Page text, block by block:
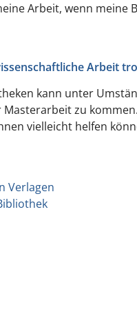
Arbeit, wenn meine
Arbeit
kann unter
zu
vielleicht helfen
Verlagen